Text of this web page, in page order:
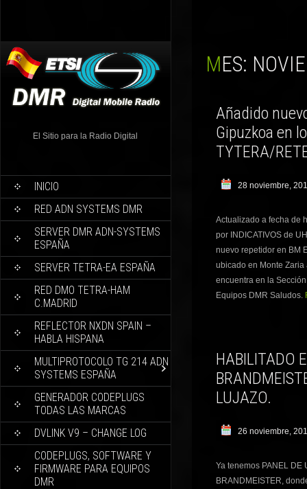
El Sitio para la Radio Digital
INICIO
RED ADN SYSTEMS DMR
SERVER DMR ADN-SYSTEMS
ESPAÑA
SERVER TETRA-EA ESPAÑA
RED DMO TETRA-HAM
C.MADRID
REFLECTOR NXDN SPAIN –
HABLA HISPANA
MULTIPROTOCOLO TG 214 ADN
SYSTEMS ESPAÑA
GENERADOR CODEPLUGS
TODAS LAS MARCAS
DVLINK V9 – CHANGE LOG
CODEPLUGS, SOFTWARE Y
FIRMWARE PARA EQUIPOS
DMR
MES:
Añadido
Gipuzkoa en
TYTERA/
28 noviembre,
Actualizado a fecha de
por INDICATIVOS de
nuevo repetidor en BM
ubicado en Monte
encuentra en la
Equipos DMR Saludos.
HABILITADO
LUJAZO.
26 noviembre,
Ya tenemos PANEL DE
BRANDMEISTER,